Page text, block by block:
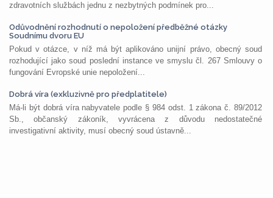
zdravotních službách jednu z nezbytných podmínek pro...
Odůvodnění rozhodnutí o nepoložení předběžné otázky
Soudnímu dvoru EU
Pokud v otázce, v níž má být aplikováno unijní právo, obecný soud
rozhodující jako soud poslední instance ve smyslu čl. 267 Smlouvy o
fungování Evropské unie nepoložení...
Dobrá víra (exkluzivně pro předplatitele)
Má-li být dobrá víra nabyvatele podle § 984 odst. 1 zákona č. 89/2012
Sb., občanský zákoník, vyvrácena z důvodu nedostatečné
investigativní aktivity, musí obecný soud ústavně...